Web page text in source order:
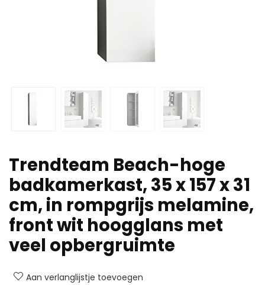
Trendteam Beach-hoge
badkamerkast, 35 x 157 x 31
cm, in rompgrijs melamine,
front wit hoogglans met
veel opbergruimte
Aan verlanglijstje toevoegen